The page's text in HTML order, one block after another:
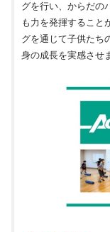
グを行い、からだの
も力を発揮すること
グを通じて子供たち
身の成長を実感させ